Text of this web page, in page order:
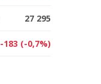
27 295
-183 (-0,7%)